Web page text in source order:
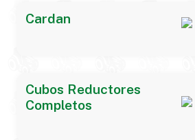
Cardan
Cubos Reductores
Completos